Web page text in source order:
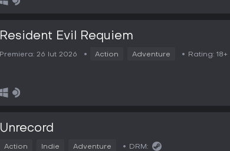
Resident Evil Requiem
Premiera: 26 lut 2026 Action Adventure Rating: 18+
Unrecord
Action Indie Adventure DRM: